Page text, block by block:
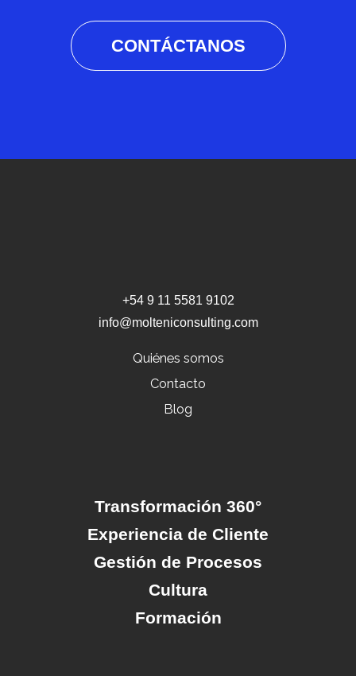
CONTÁCTANOS
+54 9 11 5581 9102
info@molteniconsulting.com
Quiénes somos
Contacto
Blog
Transformación 360°
Experiencia de Cliente
Gestión de Procesos
Cultura
Formación